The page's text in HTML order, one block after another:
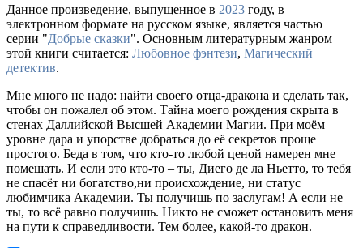
Данное произведение, выпущенное в 2023 году, в
электронном формате на русском языке, является частью
серии "Добрые сказки". Основным литературным жанром
этой книги считается: Любовное фэнтези, Магический
детектив.
Мне много не надо: найти своего отца-дракона и сделать так,
чтобы он пожалел об этом. Тайна моего рождения скрыта в
стенах Даллийской Высшей Академии Магии. При моём
уровне дара и упорстве добраться до её секретов проще
простого. Беда в том, что кто-то любой ценой намерен мне
помешать. И если это кто-то – ты, Диего де ла Ньетто, то тебя
не спасёт ни богатство,ни происхождение, ни статус
любимчика Академии. Ты получишь по заслугам! А если не
ты, то всё равно получишь. Никто не сможет остановить меня
на пути к справедливости. Тем более, какой-то дракон.